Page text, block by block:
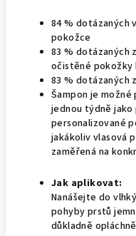
84 % dotázaných
pokožce
83 % dotázaných
očistěné pokožky
83 % dotázaných
Šampon je
jednou týdně
personalizované
jakákoliv vlasová
zaměřená na
Jak aplikovat:
Nanášejte do
pohyby prstů
důkladně